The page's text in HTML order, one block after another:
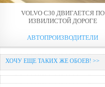
VOLVO C30 ДВИГАЕТСЯ ПО
ИЗВИЛИСТОЙ ДОРОГЕ
АВТОПРОИЗВОДИТЕЛИ
ХОЧУ ЕЩЕ ТАКИХ ЖЕ ОБОЕВ! >>